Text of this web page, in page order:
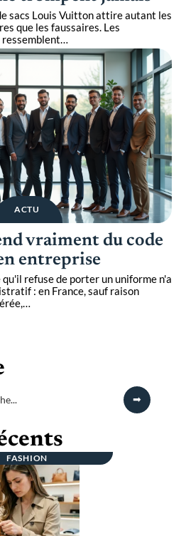
sacs Louis Vuitton attire autant les
que les faussaires. Les
…
ACTU
vraiment du code
entreprise
refuse de porter un uniforme n'a
: en France, sauf raison
FASHION